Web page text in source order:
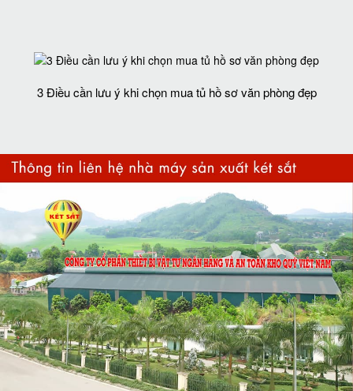
3 Điều cần lưu ý khi chọn mua tủ hồ sơ văn phòng đẹp